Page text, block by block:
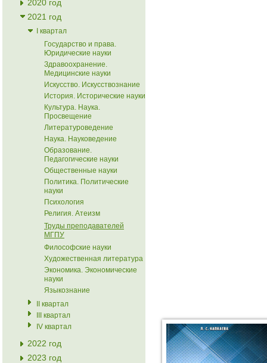
2020 год
2021 год
I квартал
Государство и права.
Юридические науки
Здравоохранение.
Медицинские науки
Искусство. Искусствознание
История. Исторические науки
Культура. Наука.
Просвещение
Литературоведение
Наука. Науковедение
Образование.
Педагогические науки
Общественные науки
Политика. Политические
науки
Психология
Религия. Атеизм
Труды преподавателей
МГПУ
Философские науки
Художественная литература
Экономика. Экономические
науки
Языкознание
II квартал
III квартал
IV квартал
2022 год
2023 год